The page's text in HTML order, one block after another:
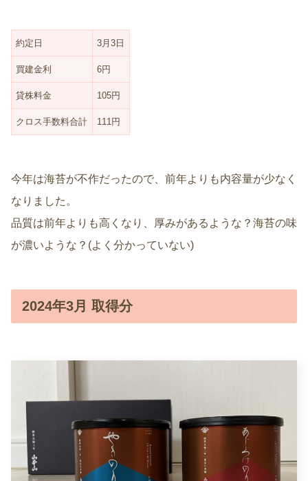
約定日 3月3日
買建金利 6円
貸株料金 105円
クロス手数料合計 111円
今年は海苔が不作だったので、前年よりも内容量が少なく
なりました。
品質は前年よりも高くなり、厚みがあるような？海苔の味
が濃いような？(よく分かっていない)
2024年3月 取得分